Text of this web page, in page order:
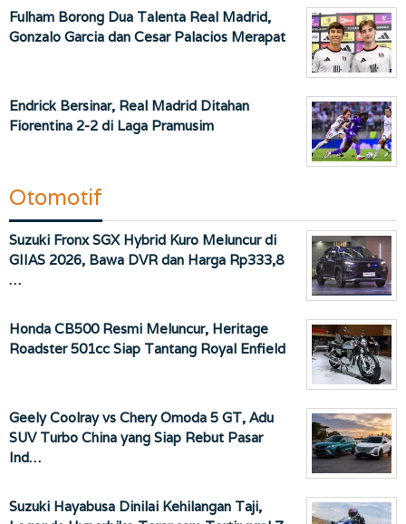
Fulham Borong Dua Talenta Real Madrid,
Gonzalo Garcia dan Cesar Palacios Merapat
Endrick Bersinar, Real Madrid Ditahan
Fiorentina 2-2 di Laga Pramusim
Otomotif
Suzuki Fronx SGX Hybrid Kuro Meluncur di
GIIAS 2026, Bawa DVR dan Harga Rp333,8
…
Honda CB500 Resmi Meluncur, Heritage
Roadster 501cc Siap Tantang Royal Enfield
Geely Coolray vs Chery Omoda 5 GT, Adu
SUV Turbo China yang Siap Rebut Pasar
Ind…
Suzuki Hayabusa Dinilai Kehilangan Taji,